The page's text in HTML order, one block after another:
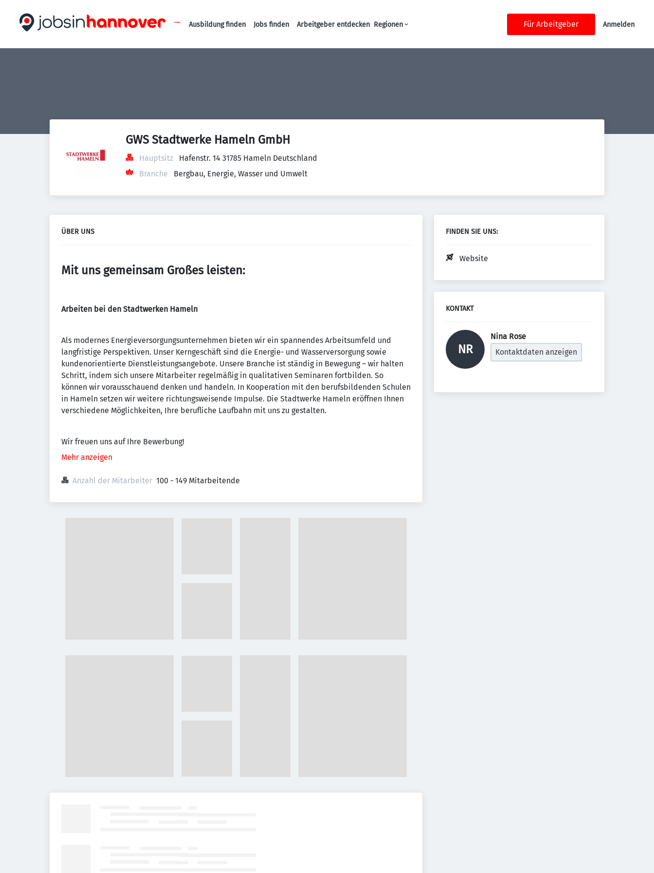
Haupt-Navigation
Ausbildung finden Jobs finden Arbeitgeber entdecken Regionen Für Arbeitgeber Anmelden
GWS Stadtwerke Hameln GmbH
Hauptsitz
Hafenstr. 14 31785 Hameln Deutschland
Branche
Bergbau, Energie, Wasser und Umwelt
ÜBER UNS
Mit uns gemeinsam Großes leisten:
Arbeiten bei den Stadtwerken Hameln
Als modernes Energieversorgungsunternehmen bieten wir ein spannendes Arbeitsumfeld und
langfristige Perspektiven. Unser Kerngeschäft sind die Energie- und Wasserversorgung sowie
kundenorientierte Dienstleistungsangebote. Unsere Branche ist ständig in Bewegung – wir halten
Schritt, indem sich unsere Mitarbeiter regelmäßig in qualitativen Seminaren fortbilden. So
können wir vorausschauend denken und handeln. In Kooperation mit den berufsbildenden Schulen
in Hameln setzen wir weitere richtungsweisende Impulse. Die Stadtwerke Hameln eröffnen Ihnen
verschiedene Möglichkeiten, Ihre berufliche Laufbahn mit uns zu gestalten.
Wir freuen uns auf Ihre Bewerbung!
Mehr anzeigen
Anzahl der Mitarbeiter 100 - 149 Mitarbeitende
FINDEN SIE UNS:
Website
KONTAKT
NR
Nina Rose
Kontaktdaten anzeigen